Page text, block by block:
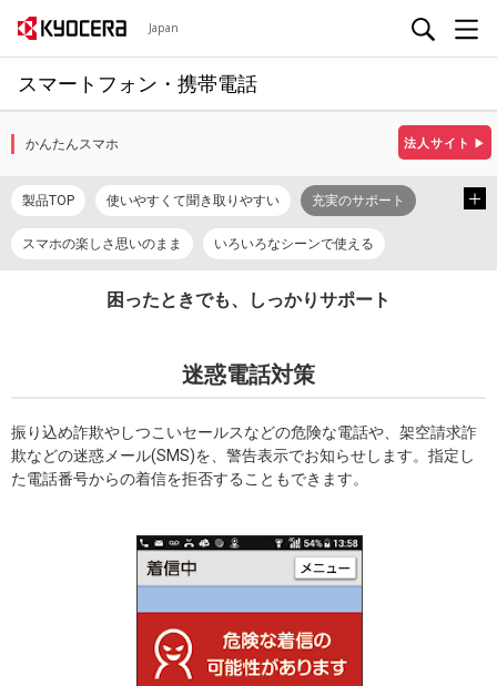
Japan
スマートフォン・携帯電話
法人サイト ▶
かんたんスマホ
製品TOP 使いやすくて聞き取りやすい 充実のサポート
スマホの楽しさ思いのまま いろいろなシーンで使える
カタログ/プロモーションビデオ 取扱説明書
困ったときでも、しっかりサポート
迷惑電話対策
振り込め詐欺やしつこいセールスなどの危険な電話や、架空請求詐
欺などの迷惑メール(SMS)を、警告表示でお知らせします。指定し
た電話番号からの着信を拒否することもできます。